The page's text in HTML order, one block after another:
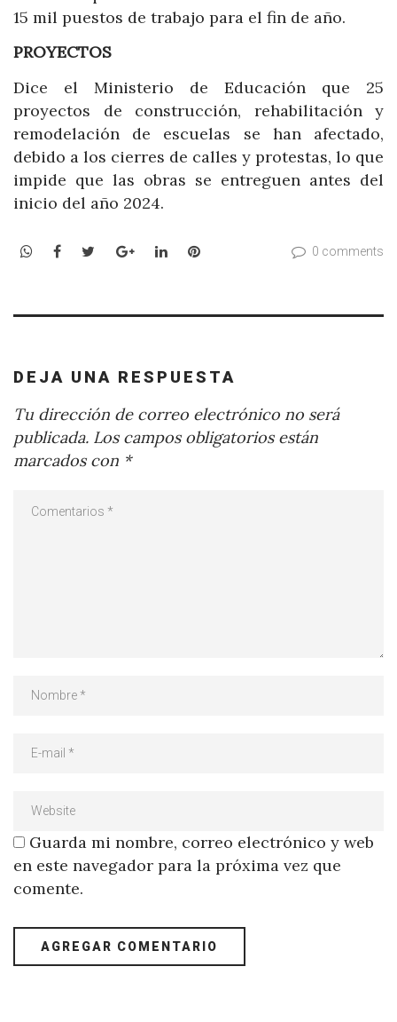
15 mil puestos de trabajo para el fin de año.
PROYECTOS
Dice el Ministerio de Educación que 25
proyectos de construcción, rehabilitación y
remodelación de escuelas se han afectado,
debido a los cierres de calles y protestas, lo que
impide que las obras se entreguen antes del
inicio del año 2024.
WhatsApp
Facebook
TwitterGoogle+LinkedInPinterest 0 comments
DEJA UNA RESPUESTA
Tu dirección de correo electrónico no será
publicada. Los campos obligatorios están
marcados con *
Guarda mi nombre, correo electrónico y web
en este navegador para la próxima vez que
comente.